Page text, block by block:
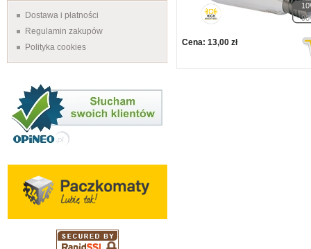
Dostawa i płatności
Regulamin zakupów
Polityka cookies
Cena: 13,00 zł